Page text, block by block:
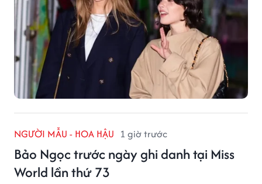
NGƯỜI MẪU - HOA HẬU 1 giờ trước
Bảo Ngọc trước ngày ghi danh tại Miss
World lần thứ 73